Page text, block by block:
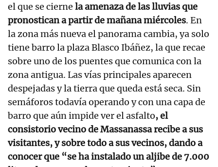
el que se cierne la amenaza de las lluvias que
pronostican a partir de mañana miércoles. En
la zona más nueva el panorama cambia, ya solo
tiene barro la plaza Blasco Ibáñez, la que recae
sobre uno de los puentes que comunica con la
zona antigua. Las vías principales aparecen
despejadas y la tierra que queda está seca. Sin
semáforos todavía operando y con una capa de
barro que aún impide ver el asfalto, el
consistorio vecino de Massanassa recibe a sus
visitantes, y sobre todo a sus vecinos, dando a
conocer que “se ha instalado un aljibe de 7.000